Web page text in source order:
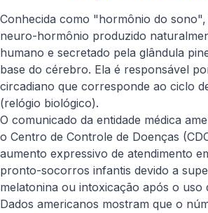
Conhecida como "hormônio do
neuro-hormônio produzido
humano e secretado pela glândula
base do cérebro. Ela é responsável
circadiano que corresponde ao ciclo
(relógio biológico).
O comunicado da entidade médica
o Centro de Controle de Doenças
aumento expressivo de atendimento
pronto-socorros infantis devido a
melatonina ou intoxicação após o uso
Dados americanos mostram que o